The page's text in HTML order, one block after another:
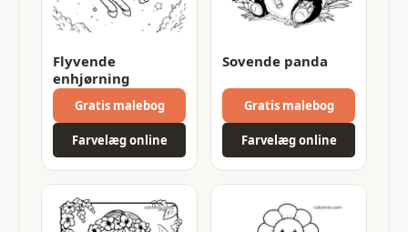
Flyvende
enhjørning
Gratis malebog
Farvelæg online
Sovende panda
Gratis malebog
Farvelæg online